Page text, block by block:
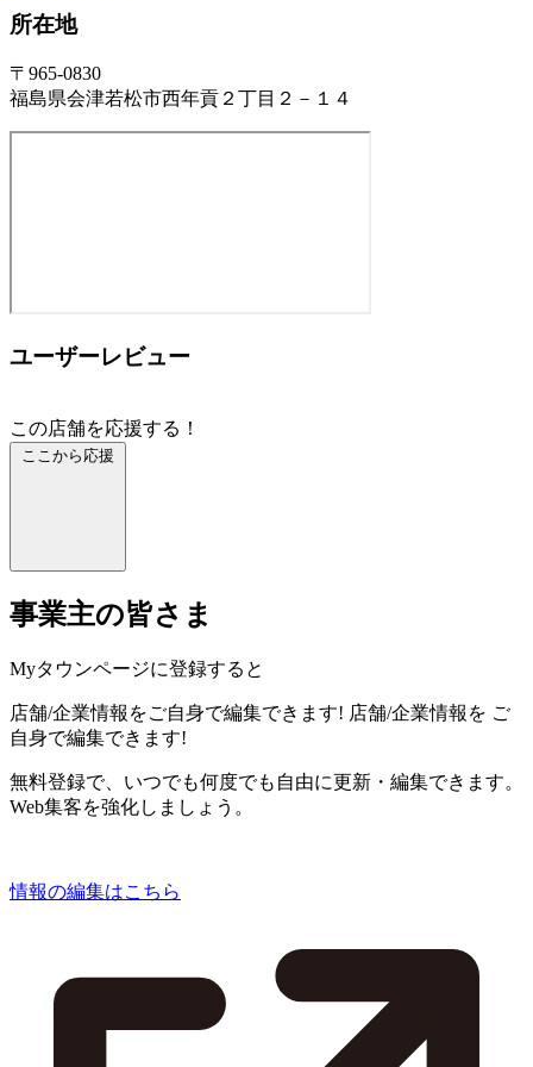
所在地
〒965-0830
福島県会津若松市西年貢２丁目２－１４
ユーザーレビュー
この店舗を応援する！
ここから応援
事業主の皆さま
Myタウンページに登録すると
店舗/企業情報をご自身で編集できます! 店舗/企業情報を ご
自身で編集できます!
無料登録で、いつでも何度でも自由に更新・編集できます。
Web集客を強化しましょう。
情報の編集はこちら